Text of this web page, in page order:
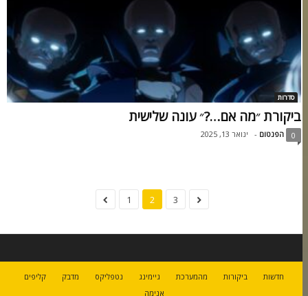
סדרות
ביקורת ״מה אם…?״ עונה שלישית
הפנטום ינואר 13, 2025 0
1 2 3
חדשות ביקורות מהמערכת גיימינג נטפליקס מדבק
קליפים
אנימה